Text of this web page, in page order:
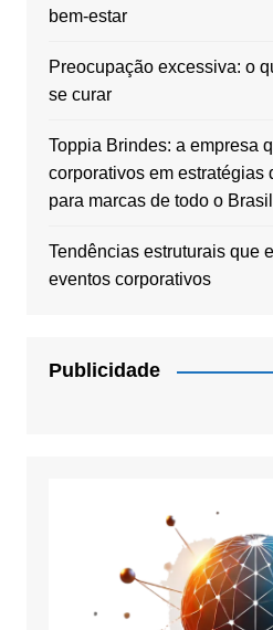
bem-estar
Preocupação excessiva: o
se curar
Toppia Brindes: a empresa
corporativos em estratégias
para marcas de todo o Brasil
Tendências estruturais que
eventos corporativos
Publicidade